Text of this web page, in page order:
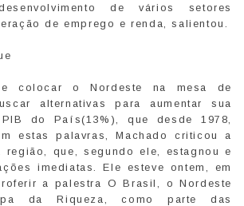
de vários setores
de emprego e renda, salientou.
colocar o Nordeste na mesa de
alternativas para aumentar sua
do País(13%), que desde 1978,
estas palavras, Machado criticou a
região, que, segundo ele, estagnou e
imediatas. Ele esteve ontem, em
a palestra O Brasil, o Nordeste
da Riqueza, como parte das